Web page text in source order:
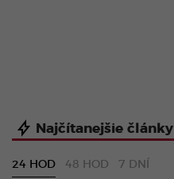
Najčítanejšie články
24 HOD 48 HOD 7 DNÍ